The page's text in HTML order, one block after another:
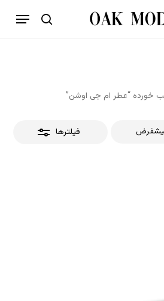
جستجو
فهرست
بستن
خورده “عطر ام جی اوشن”
فیلترها